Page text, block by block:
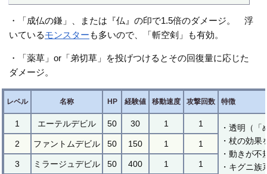
・「成仏の鎌」、または『仏』の印で1.5倍のダメージ。 浮
いているモンスターも多いので、「斬空剣」も有効。
・「薬草」or「弟切草」を投げつけるとその回復量に応じた
ダメージ。
レベル 名称 HP 経験値 移動速度 攻撃回数 特徴
1 エーテルデビル 50 30 1 1
・透明（
・杖の効果
・動きが不
・キグニ族
2 ファントムデビル 50 150 1 1
3 ミラージュデビル 50 400 1 1